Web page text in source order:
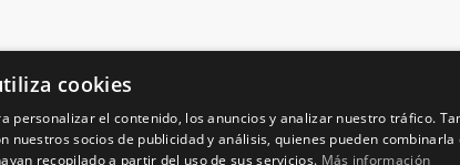
cookies
personalizar el contenido, los anuncios y analizar nuestro tráfico.
nuestros socios de publicidad y análisis, quienes pueden
recopilado a partir del uso de sus servicios. Más información